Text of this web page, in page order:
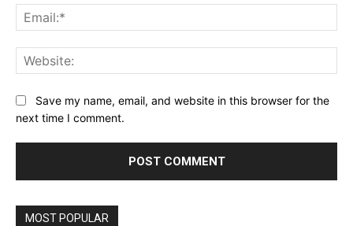
Save my name, email, and website in this browser for the
next time I comment.
MOST POPULAR